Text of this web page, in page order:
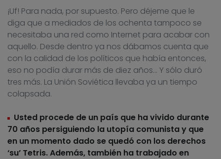
¡Uf! Para nada, por supuesto. Pero déjeme que le
diga que a mediados de los ochenta tampoco se
necesitaba una red como Internet para acabar con
aquello. Desde dentro ya nos dábamos cuenta que
con la calidad de los políticos que había entonces,
eso no podía durar más de diez años… Y sólo duró
tres más. La Unión Soviética llevaba ya un tiempo
colapsada.
Usted procede de un país que ha vivido durante
70 años persiguiendo la utopía comunista y que
en un momento dado se quedó con los derechos
‘su’ Tetris. Además, también ha trabajado en